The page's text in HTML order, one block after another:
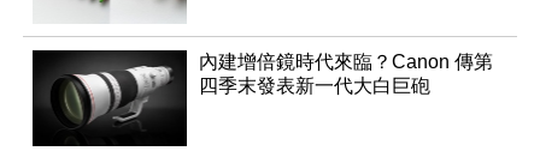
內建增倍鏡時代來臨？Canon 傳第
四季末發表新一代大白巨砲